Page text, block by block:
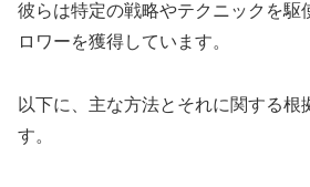
彼らは特定の戦略やテクニックを駆
ロワーを獲得しています。
以下に、主な方法とそれに関する根
す。